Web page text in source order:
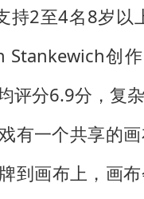
持2至4名8岁以
创
评分6.9分，复
一个共享的
到画布上，画